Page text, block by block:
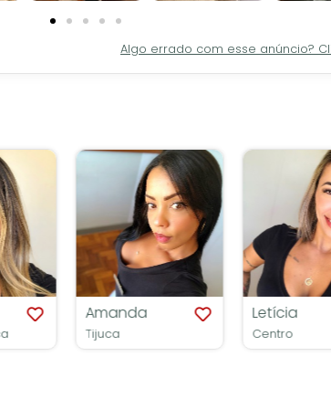
Algo errado com esse anúncio?
Amanda
Tijuca
Letícia
Centro